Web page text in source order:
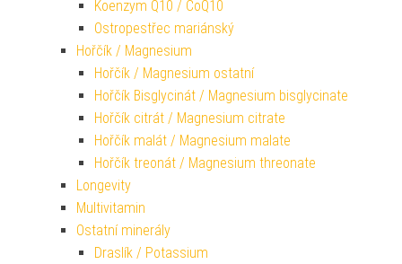
Koenzym Q10 / CoQ10
Ostropestřec mariánský
Hořčík / Magnesium
Hořčík / Magnesium ostatní
Hořčík Bisglycinát / Magnesium bisglycinate
Hořčík citrát / Magnesium citrate
Hořčík malát / Magnesium malate
Hořčík treonát / Magnesium threonate
Longevity
Multivitamin
Ostatní minerály
Draslík / Potassium